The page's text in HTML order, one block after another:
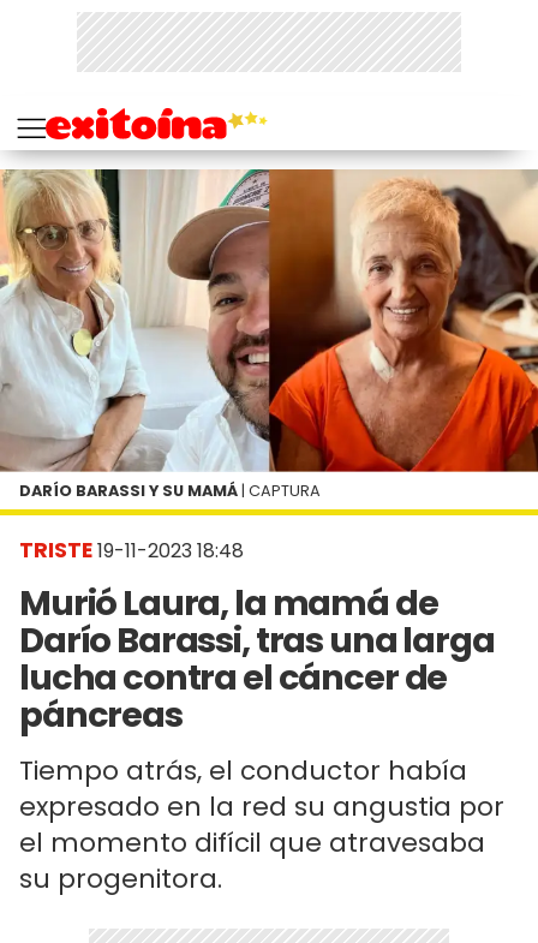
TRISTE19-11-2023 18:48
Murió Laura, la mamá de
Darío Barassi, tras una larga
lucha contra el cáncer de
páncreas
Tiempo atrás, el conductor había
expresado en la red su angustia por
el momento difícil que atravesaba
su progenitora.
DARÍO BARASSI Y SU MAMÁ | CAPTURA